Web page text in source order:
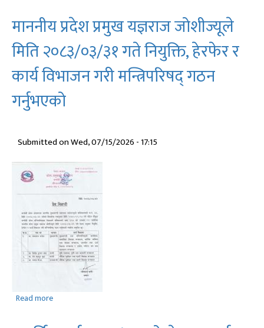
विज्ञप्ति
माननीय प्रदेश प्रमुख यज्ञराज जोशीज्यूले
मिति २०८३/०३/३१ गते नियुक्ति, हेरफेर र
कार्य विभाजन गरी मन्त्रिपरिषद् गठन
गर्नुभएको
Submitted onWed, 07/15/2026 - 17:15
Read more